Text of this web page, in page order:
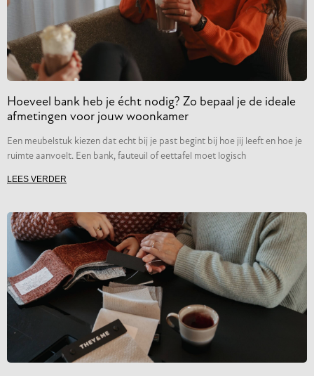
Hoeveel bank heb je écht nodig? Zo bepaal je de ideale
afmetingen voor jouw woonkamer
Een meubelstuk kiezen dat echt bij je past begint bij hoe jij leeft en hoe je
ruimte aanvoelt. Een bank, fauteuil of eettafel moet logisch
LEES VERDER